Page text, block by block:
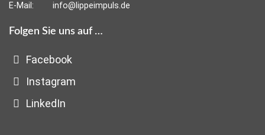
E-Mail:
info@lippeimpuls.de
Folgen Sie uns auf …
Facebook
Instagram
LinkedIn